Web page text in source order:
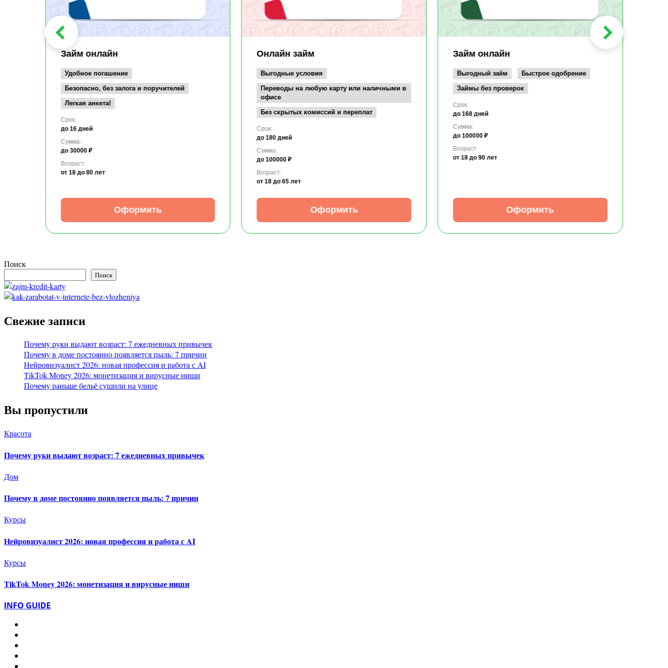
Займ онлайн
Удобное погашение
Безопасно, без залога и поручителей
Легкая анкета!
Срок:
до 16 дней
Сумма:
до 30000 ₽
Возраст:
от 18 до 80 лет
Оформить
Онлайн займ
Выгодные условия
Переводы на любую карту или наличными в
офисе
Без скрытых комиссий и переплат
Срок:
до 180 дней
Сумма:
до 100000 ₽
Возраст:
от 18 до 65 лет
Оформить
Займ онлайн
Выгодный заём
Быстрое одобрение
Займы без проверок
Срок:
до 168 дней
Сумма:
до 100000 ₽
Возраст:
от 18 до 90 лет
Оформить
Поиск
Поиск
Свежие записи
Почему руки выдают возраст: 7 ежедневных привычек
Почему в доме постоянно появляется пыль: 7 причин
Нейровизуалист 2026: новая профессия и работа с AI
TikTok Money 2026: монетизация и вирусные ниши
Почему раньше бельё сушили на улице
Вы пропустили
Красота
Почему руки выдают возраст: 7 ежедневных привычек
Дом
Почему в доме постоянно появляется пыль: 7 причин
Курсы
Нейровизуалист 2026: новая профессия и работа с AI
Курсы
TikTok Money 2026: монетизация и вирусные ниши
INFO GUIDE